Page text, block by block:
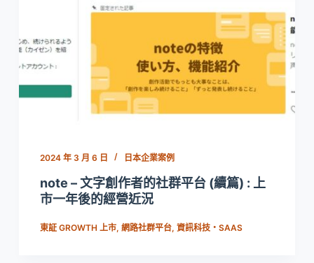
2024 年 3 月 6 日 日本企業案例
note – 文字創作者的社群平台 (續篇) : 上
市一年後的經營近況
東証 GROWTH 上市, 網路社群平台, 資訊科技・SAAS